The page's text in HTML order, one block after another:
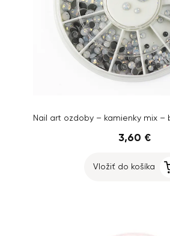
3,60 €
Vložiť do košíka